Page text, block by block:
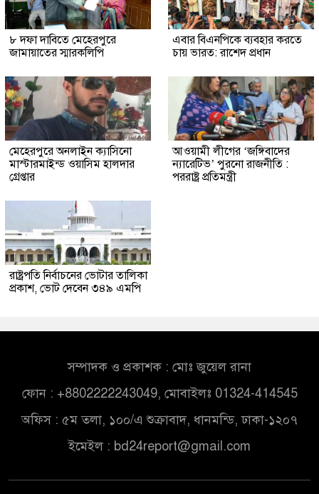
৮ দফা দাবিতে মেহেরপুরে
জামায়াতের স্মারকলিপি
এবার বিএনপিকে ব্যবহার করতে
চায় ভারত: রাশেদ প্রধান
মেহেরপুরে অনলাইন ক্যাসিনো
মাস্টারমাইন্ড ওয়াসিম হালদার
গ্রেপ্তার
আওয়ামী লীগের ‘জঙ্গিবাদের
ন্যারেটিভ’ পুরনো রাজনীতি :
পররাষ্ট্র প্রতিমন্ত্রী
রাষ্ট্রপতি নির্বাচনের ভোটার তালিকা
প্রকাশ, ভোট দেবেন ৩৪৯ এমপি
সম্পাদক ও প্রকাশক : মোঃ জুয়েল রানা
ফোন : +8802222243049, মোবাইলঃ 01324-414545
অফিস : ৫ম তলা, ১০০/এ শুক্রাবাদ, ধানমন্ডি, ঢাকা-১২০৭
ইমেইল : bd24report@gmail.com